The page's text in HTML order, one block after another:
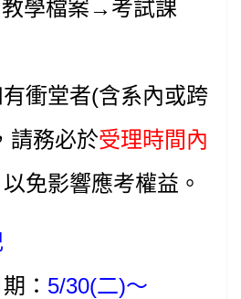
學檔案→考試課
衝堂者(含系內或跨
請務必於受理時間內
以免影響應考權益。
： 5/30(二)～